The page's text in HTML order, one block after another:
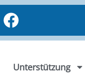
Unterstützung